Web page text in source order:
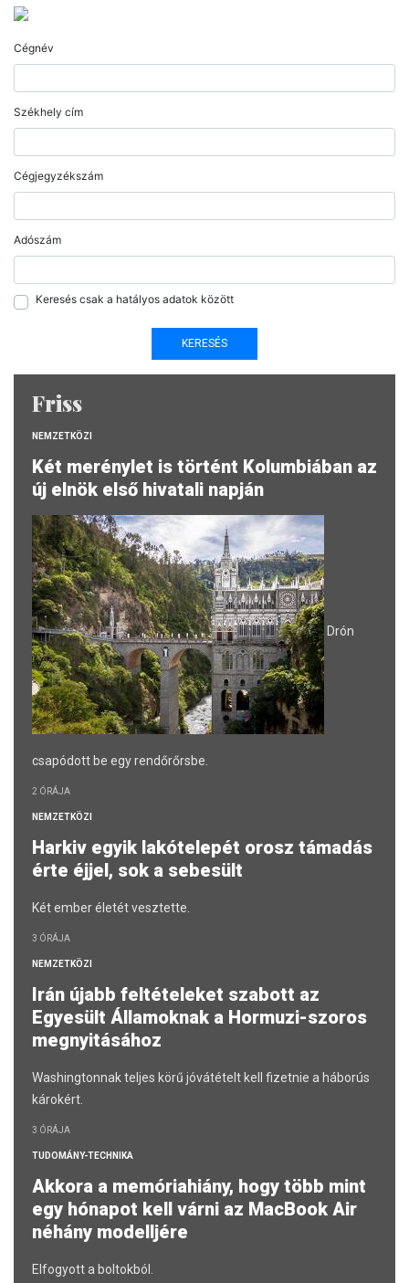
Cégnév
Székhely cím
Cégjegyzékszám
Adószám
Keresés csak a hatályos adatok között
Friss
NEMZETKÖZI
Két merénylet is történt Kolumbiában az
új elnök első hivatali napján
Drón
csapódott be egy rendőrőrsbe.
2 ÓRÁJA
NEMZETKÖZI
Harkiv egyik lakótelepét orosz támadás
érte éjjel, sok a sebesült
Két ember életét vesztette.
3 ÓRÁJA
NEMZETKÖZI
Irán újabb feltételeket szabott az
Egyesült Államoknak a Hormuzi-szoros
megnyitásához
Washingtonnak teljes körű jóvátételt kell fizetnie a háborús
károkért.
3 ÓRÁJA
TUDOMÁNY-TECHNIKA
Akkora a memóriahiány, hogy több mint
egy hónapot kell várni az MacBook Air
néhány modelljére
Elfogyott a boltokból.